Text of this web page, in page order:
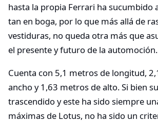
hasta la propia Ferrari ha sucumbido
tan en boga, por lo que más allá de
vestiduras, no queda otra más que
el presente y futuro de la automoción.
Cuenta con 5,1 metros de longitud,
ancho y 1,63 metros de alto. Si bien
trascendido y este ha sido siempre
máximas de Lotus, no ha sido un